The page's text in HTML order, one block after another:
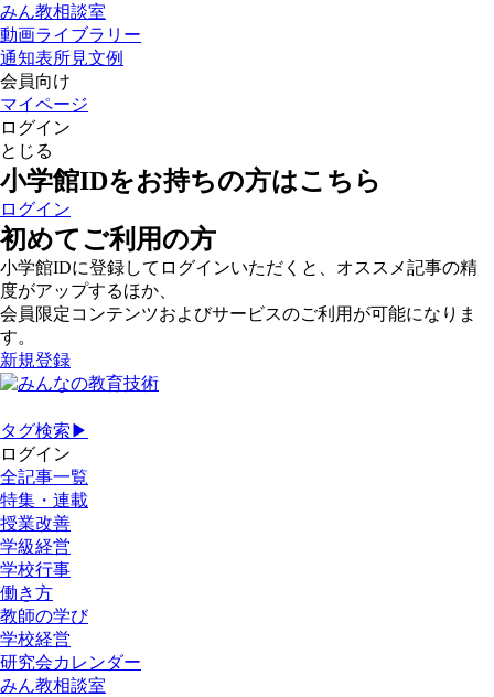
みん教相談室
動画ライブラリー
通知表所見文例
会員向け
マイページ
ログイン
とじる
小学館IDをお持ちの方はこちら
ログイン
初めてご利用の方
小学館IDに登録してログインいただくと、オススメ記事の精
度がアップするほか、
会員限定コンテンツおよびサービスのご利用が可能になりま
す。
新規登録
タグ検索▶
ログイン
全記事一覧
特集・連載
授業改善
学級経営
学校行事
働き方
教師の学び
学校経営
研究会カレンダー
みん教相談室